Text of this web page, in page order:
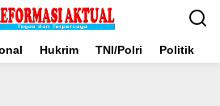
Hukrim TNI/Polri Politik